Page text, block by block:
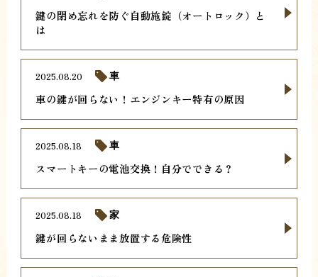
鍵の閉め忘れを防ぐ自動施錠（オートロック）と
は
車の鍵が回らない！エンジンキー特有の原因
2025.08.20 車
スマートキーの電池交換！自分でできる？
2025.08.18 車
鍵が回らないまま放置する危険性
2025.08.18 家